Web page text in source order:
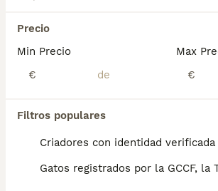
Precio
Min Precio
€
Max
€
Filtros populares
Criadores con identidad verificada
Gatos registrados por la GCCF, la
Perros Cachorros En Venta
Chihuahua en venta
Bichón Maltés en venta
Border Collie en venta
Caniche Toy en venta